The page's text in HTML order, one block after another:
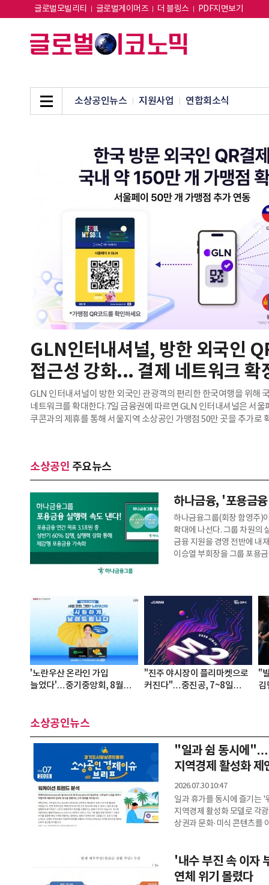
글로벌모빌리티 글로벌게이머즈 더 블링스 PDF지면보기
소상공인뉴스 지원사업 연합회소식
GLN인터내셔널, 방한 외국인
접근성 강화... 결제 네트워크 확
GLN 인터내셔널이 방한 외국인 관광객의 편리한 한국여행을 위해
네트워크를 확대한다.7일 금융권에 따르면 GLN 인터내셔널은 서울
쿠콘과의 제휴를 통해 서울지역 소상공인 가맹점 50만 곳을 추가로
관광객에 이어 미국과 캐나다, 싱가포르 관광객도 자국의 주요 은행
애플리케이션을 이용해 별도의 환전 절차 없이 국내 가
소상공인 주요뉴스
하나금융, '포용금
하나금융그룹(회장 함영주)
확대에 나선다. 그룹 차원의
금융 지원을 경영 전반에 내
이승열 부회장을 그룹 포용
'노란우산 온라인 가입
늘었다'…중기중앙회, 8월
"진주 야시장이 플리마켓으로
커진다"…중진공, 7~8일
"
김
소상공인뉴스
"일과 쉼 동시에"…
지역경제 활성화 제
2026.07.30 10:47
일과 휴가를 동시에 즐기는
지역경제 활성화 모델로 각
상권과 문화·미식 콘텐츠를
전략과 발전 방향을 제시했
코로나19 팬데믹 이후 일상
'내수 부진 속 이자
연체 위기 몰렸다